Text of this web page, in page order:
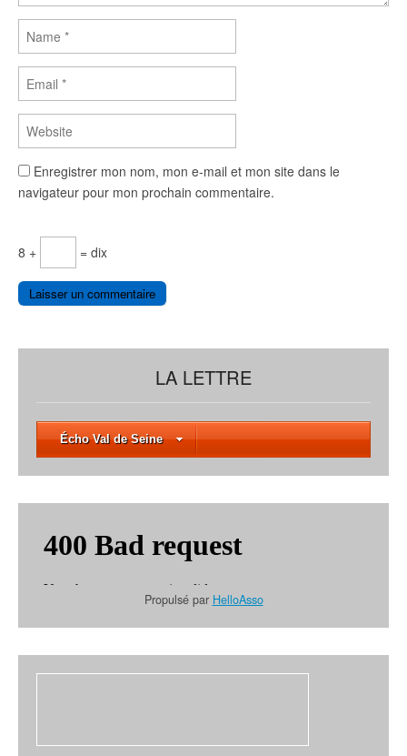
Enregistrer mon nom, mon e-mail et mon site dans le
navigateur pour mon prochain commentaire.
8 + = dix
LA LETTRE
Écho Val de Seine
Propulsé par HelloAsso